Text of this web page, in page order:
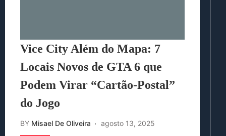
Vice City Além do Mapa: 7
Locais Novos de GTA 6 que
Podem Virar “Cartão-Postal”
do Jogo
BY Misael De Oliveira agosto 13, 2025